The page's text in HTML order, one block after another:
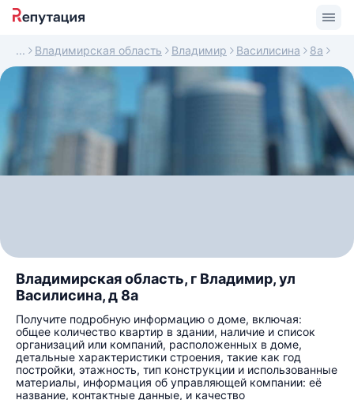
Владимирская область Владимир Василисина 8а
Владимирская область, г Владимир, ул
Василисина, д 8а
Получите подробную информацию о доме, включая:
общее количество квартир в здании, наличие и список
организаций или компаний, расположенных в доме,
детальные характеристики строения, такие как год
постройки, этажность, тип конструкции и использованные
материалы, информация об управляющей компании: её
название, контактные данные, и качество